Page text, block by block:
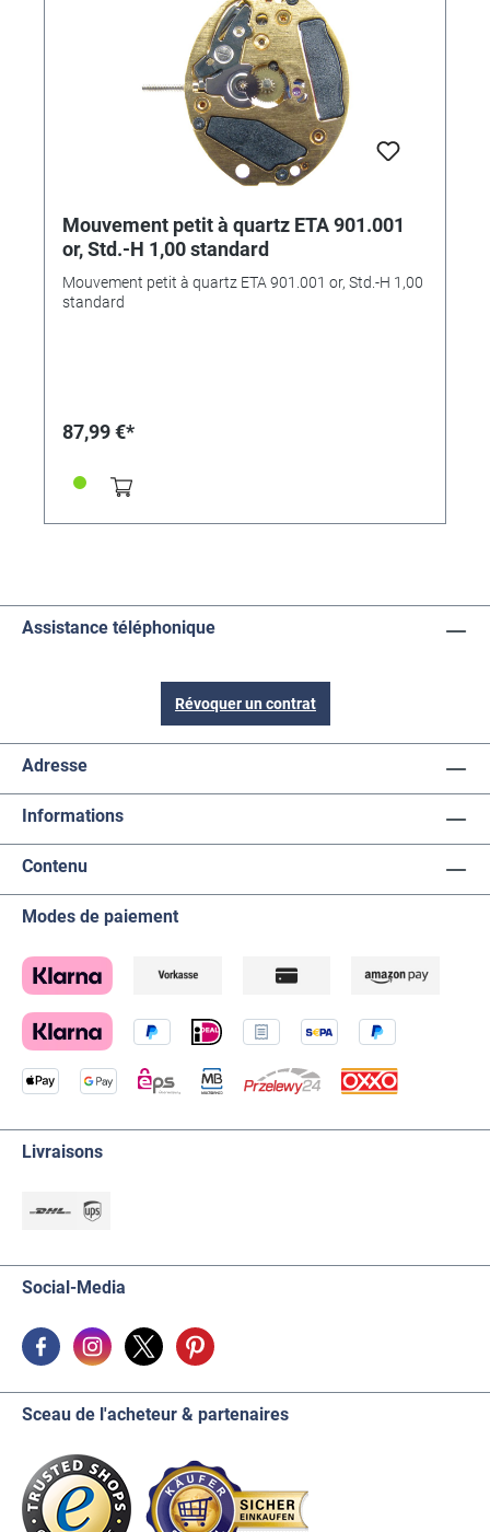
Mouvement petit à quartz ETA 901.001
or, Std.-H 1,00 standard
Mouvement petit à quartz ETA 901.001 or, Std.-H 1,00
standard
87,99 €*
Assistance téléphonique
Révoquer un contrat
Adresse
Informations
Contenu
Modes de paiement
Livraisons
Social-Media
Sceau de l'acheteur & partenaires